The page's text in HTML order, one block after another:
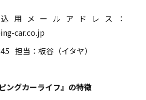
用メールアドレス：
car.co.jp
担当：板谷（イタヤ）
ングカーライフ』の特徴